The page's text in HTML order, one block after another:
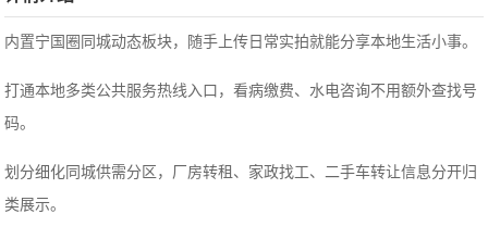
内置宁国圈同城动态板块，随手上传日常实拍就能分享本地生活小事。
打通本地多类公共服务热线入口，看病缴费、水电咨询不用额外查找号
码。
划分细化同城供需分区，厂房转租、家政找工、二手车转让信息分开归
类展示。